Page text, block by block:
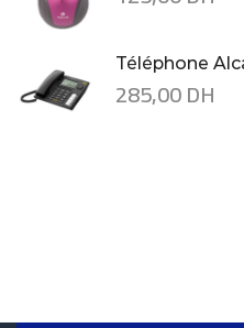
Téléphone
285,00DH